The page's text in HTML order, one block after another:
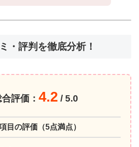
・評判を徹底分析！
合評価： 4.2 / 5.0
目の評価（5点満点）